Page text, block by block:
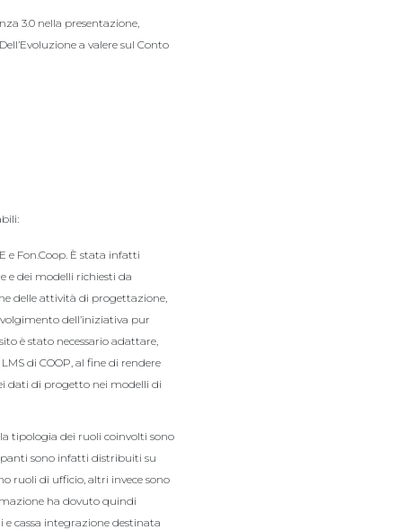
3.0 nella presentazione,
a valere sul Conto
e Fon.Coop. È stata infatti
e dei modelli richiesti da
delle attività di progettazione,
dell’iniziativa pur
è stato necessario adattare,
di COOP, al fine di rendere
dati di progetto nei modelli di
tipologia dei ruoli coinvolti sono
sono infatti distribuiti su
ruoli di ufficio, altri invece sono
ha dovuto quindi
cassa integrazione destinata